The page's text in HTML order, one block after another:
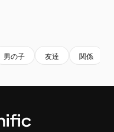
男の子 友達 関係